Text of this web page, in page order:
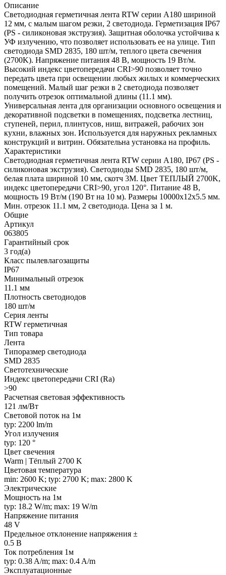
Описание
Светодиодная герметичная лента RTW серии A180 шириной
12 мм, с малым шагом резки, 2 светодиода. Герметизация IP67
(PS - силиконовая экструзия). Защитная оболочка устойчива к
УФ излучению, что позволяет использовать ее на улице. Тип
светодиода SMD 2835, 180 шт/м, теплого цвета свечения
(2700K). Напряжение питания 48 В, мощность 19 Вт/м.
Высокий индекс цветопередачи CRI>90 позволяет точно
передать цвета при освещении любых жилых и коммерческих
помещений. Малый шаг резки в 2 светодиода позволяет
получить отрезок оптимальной длины (11.1 мм).
Универсальная лента для организации основного освещения и
декоративной подсветки в помещениях, подсветка лестниц,
ступеней, перил, плинтусов, ниш, витражей, рабочих зон
кухни, влажных зон. Используется для наружных рекламных
конструкций и витрин. Обязательна установка на профиль.
Характеристики
Светодиодная герметичная лента RTW серии A180, IP67 (PS -
силиконовая экструзия). Светодиоды SMD 2835, 180 шт/м,
белая плата шириной 10 мм, скотч 3M. Цвет ТЕПЛЫЙ 2700K,
индекс цветопередачи CRI>90, угол 120°. Питание 48 В,
мощность 19 Вт/м (190 Вт на 10 м). Размеры 10000x12x5.5 мм.
Мин. отрезок 11.1 мм, 2 светодиода. Цена за 1 м.
Общие
Артикул
063805
Гарантийный срок
3 год(а)
Класс пылевлагозащиты
IP67
Минимальный отрезок
11.1 мм
Плотность светодиодов
180 шт/м
Серия ленты
RTW герметичная
Тип товара
Лента
Типоразмер светодиода
SMD 2835
Светотехнические
Индекс цветопередачи CRI (Ra)
>90
Расчетная световая эффективность
121 лм/Вт
Световой поток на 1м
typ: 2200 lm/m
Угол излучения
typ: 120 °
Цвет свечения
Warm | Тёплый 2700 K
Цветовая температура
min: 2600 K; typ: 2700 K; max: 2800 K
Электрические
Мощность на 1м
typ: 18.2 W/m; max: 19 W/m
Напряжение питания
48 V
Предельное отклонение напряжения ±
0.5 В
Ток потребления 1м
typ: 0.38 A/m; max: 0.4 A/m
Эксплуатационные